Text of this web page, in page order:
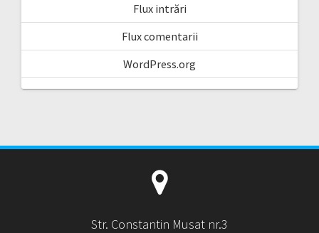
Flux intrări
Flux comentarii
WordPress.org
Str. Constantin Musat nr.3